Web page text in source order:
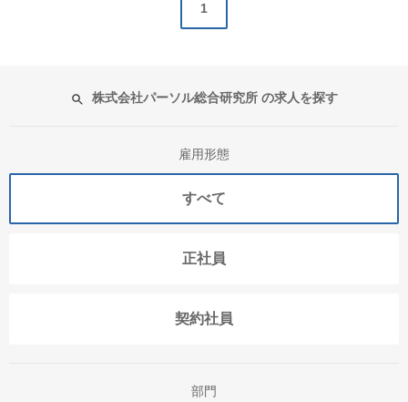
1
株式会社パーソル総合研究所 の求人を探す
雇用形態
すべて
正社員
契約社員
部門